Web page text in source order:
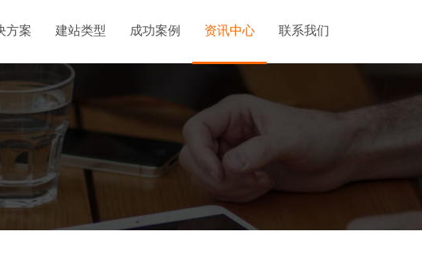
方案 建站类型 成功案例 资讯中心 联系我们